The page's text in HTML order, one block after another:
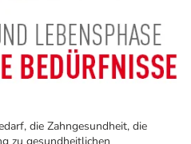
die Zahngesundheit, die